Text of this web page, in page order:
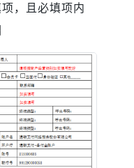
，且必填项内